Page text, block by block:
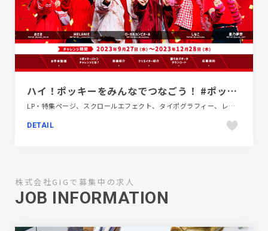
ハイ！ポッキーをみんなでつなごう！ #ポッキーバトンチャレンジ | Pocky
LP・特集ページ、スクロールエフェクト、タイポグラフィー、レッド系、飲料・食品
DETAIL
株式会社GIGで募集中の求人
JOB INFORMATION